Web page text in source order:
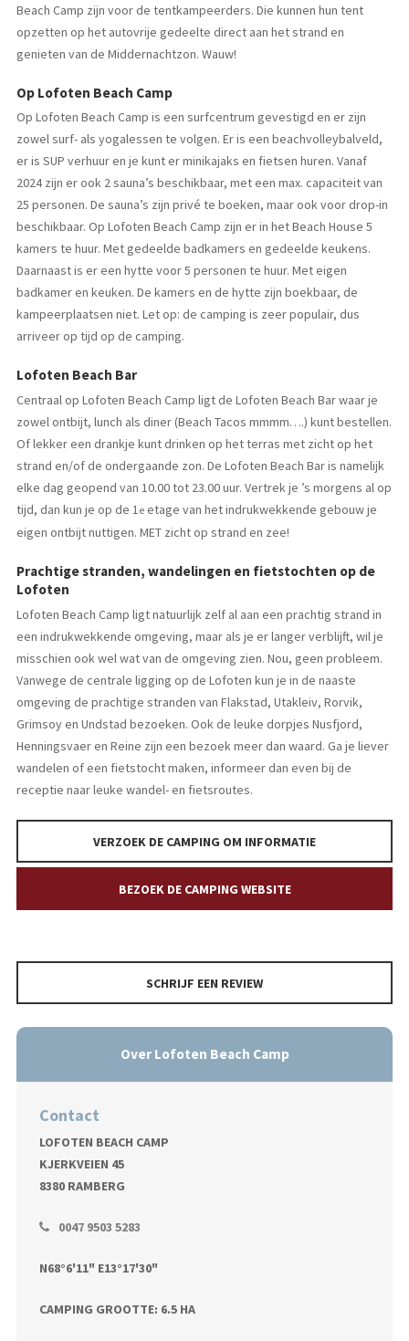
Beach Camp zijn voor de tentkampeerders. Die kunnen hun tent
opzetten op het autovrije gedeelte direct aan het strand en
genieten van de Middernachtzon. Wauw!
Op Lofoten Beach Camp
Op Lofoten Beach Camp is een surfcentrum gevestigd en er zijn
zowel surf- als yogalessen te volgen. Er is een beachvolleybalveld,
er is SUP verhuur en je kunt er minikajaks en fietsen huren. Vanaf
2024 zijn er ook 2 sauna’s beschikbaar, met een max. capaciteit van
25 personen. De sauna’s zijn privé te boeken, maar ook voor drop-in
beschikbaar. Op Lofoten Beach Camp zijn er in het Beach House 5
kamers te huur. Met gedeelde badkamers en gedeelde keukens.
Daarnaast is er een hytte voor 5 personen te huur. Met eigen
badkamer en keuken. De kamers en de hytte zijn boekbaar, de
kampeerplaatsen niet. Let op: de camping is zeer populair, dus
arriveer op tijd op de camping.
Lofoten Beach Bar
Centraal op Lofoten Beach Camp ligt de Lofoten Beach Bar waar je
zowel ontbijt, lunch als diner (Beach Tacos mmmm….) kunt bestellen.
Of lekker een drankje kunt drinken op het terras met zicht op het
strand en/of de ondergaande zon. De Lofoten Beach Bar is namelijk
elke dag geopend van 10.00 tot 23.00 uur. Vertrek je ’s morgens al op
tijd, dan kun je op de 1eetage van het indrukwekkende gebouw je
eigen ontbijt nuttigen. MET zicht op strand en zee!
Prachtige stranden, wandelingen en fietstochten op de
Lofoten
Lofoten Beach Camp ligt natuurlijk zelf al aan een prachtig strand in
een indrukwekkende omgeving, maar als je er langer verblijft, wil je
misschien ook wel wat van de omgeving zien. Nou, geen probleem.
Vanwege de centrale ligging op de Lofoten kun je in de naaste
omgeving de prachtige stranden van Flakstad, Utakleiv, Rorvik,
Grimsoy en Undstad bezoeken. Ook de leuke dorpjes Nusfjord,
Henningsvaer en Reine zijn een bezoek meer dan waard. Ga je liever
wandelen of een fietstocht maken, informeer dan even bij de
receptie naar leuke wandel- en fietsroutes.
VERZOEK DE CAMPING OM INFORMATIE
BEZOEK DE CAMPING WEBSITE
SCHRIJF EEN REVIEW
Over Lofoten Beach Camp
Contact
LOFOTEN BEACH CAMP
KJERKVEIEN 45
8380 RAMBERG
0047 9503 5283
N68°6'11" E13°17'30"
CAMPING GROOTTE: 6.5 HA